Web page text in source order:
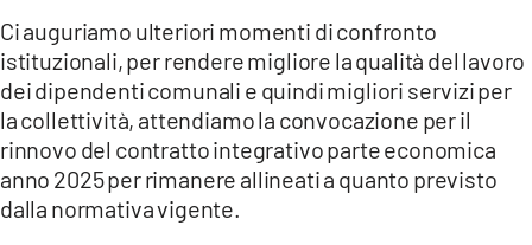
Ci auguriamo ulteriori momenti di confronto
istituzionali, per rendere migliore la qualità del lavoro
dei dipendenti comunali e quindi migliori servizi per
la collettività, attendiamo la convocazione per il
rinnovo del contratto integrativo parte economica
anno 2025 per rimanere allineati a quanto previsto
dalla normativa vigente.